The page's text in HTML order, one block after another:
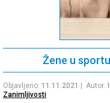
Žene u
Objavljeno: 11.11.2021 | Autor:
Zanimljivosti